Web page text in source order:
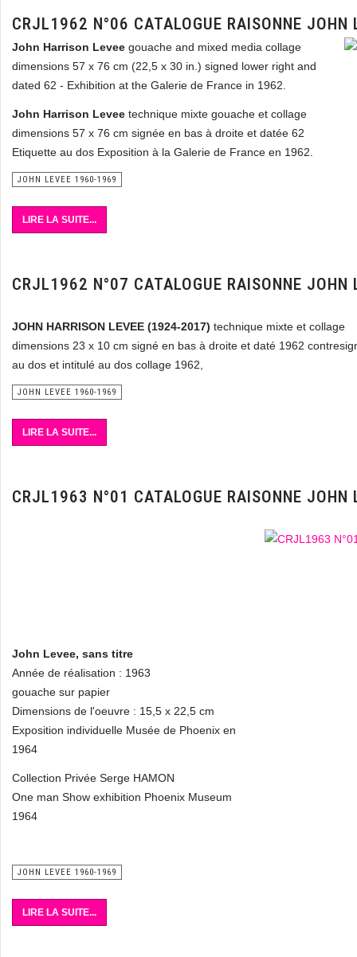
CRJL1962 N°06 CATALOGUE RAISONNE JOHN
John Harrison Levee gouache and mixed media collage
dimensions 57 x 76 cm (22,5 x 30 in.) signed lower right and
dated 62 - Exhibition at the Galerie de France in 1962.
John Harrison Levee technique mixte gouache et collage
dimensions 57 x 76 cm signée en bas à droite et datée 62
Etiquette au dos Exposition à la Galerie de France en 1962.
JOHN LEVEE 1960-1969
LIRE LA SUITE...
CRJL1962 N°07 CATALOGUE RAISONNE JOHN
JOHN HARRISON LEVEE (1924-2017) technique mixte et collage
dimensions 23 x 10 cm signé en bas à droite et daté 1962
au dos et intitulé au dos collage 1962,
JOHN LEVEE 1960-1969
LIRE LA SUITE...
CRJL1963 N°01 CATALOGUE RAISONNE JOHN
John Levee, sans titre
Année de réalisation : 1963
gouache sur papier
Dimensions de l'oeuvre : 15,5 x 22,5 cm
Exposition individuelle Musée de Phoenix en
1964
Collection Privée Serge HAMON
One man Show exhibition Phoenix Museum
1964
JOHN LEVEE 1960-1969
LIRE LA SUITE...